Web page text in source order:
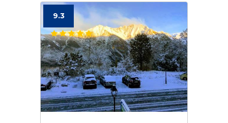
9.3